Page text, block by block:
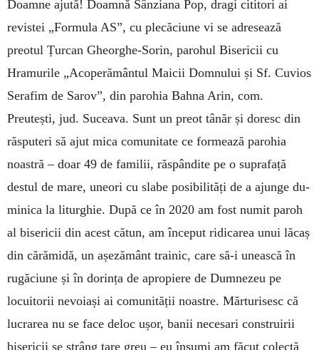
Doamne ajută! Doamnă Sânziana Pop, dragi ci­titori ai
revistei „Formula AS”, cu plecăciune vi se adresează
preotul Țurcan Gheorghe-Sorin, pa­rohul Bisericii cu
Hramurile „Aco­perământul Maicii Dom­nului și Sf. Cuvios
Serafim de Sa­rov”, din pa­rohia Bahna Arin, com.
Preutești, jud. Su­cea­va. Sunt un preot tânăr și doresc din
răsputeri să ajut mica co­mu­nitate ce formează parohia
noastră – doar 49 de familii, răspândite pe o supra­față
destul de mare, uneori cu slabe po­sibilități de a ajunge du­
minica la liturghie. După ce în 2020 am fost numit pa­roh
al bisericii din acest că­tun, am început ri­di­carea unui lăcaș
din cără­mi­dă, un așezământ trai­nic, care să-i unească în
rugăciune și în dorința de apro­piere de Dum­nezeu pe
locuitorii ne­voiași ai comunității noastre. Mărtu­ri­sesc că
lucrarea nu se face de­loc ușor, banii necesari cons­truirii
bise­ricii se strâng tare greu – eu însumi am făcut co­lectă